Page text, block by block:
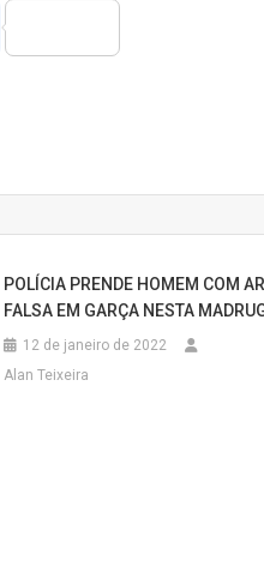
Share
POLÍCIA PRENDE HOMEM COM
FALSA EM GARÇA NESTA
12 de janeiro de 2022
Alan Teixeira